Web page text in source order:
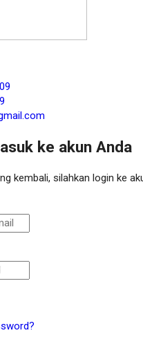
ke akun Anda
kembali, silahkan login ke